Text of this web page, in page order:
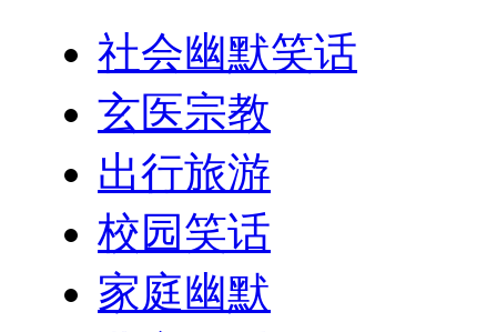
社会幽默笑话
玄医宗教
出行旅游
校园笑话
家庭幽默